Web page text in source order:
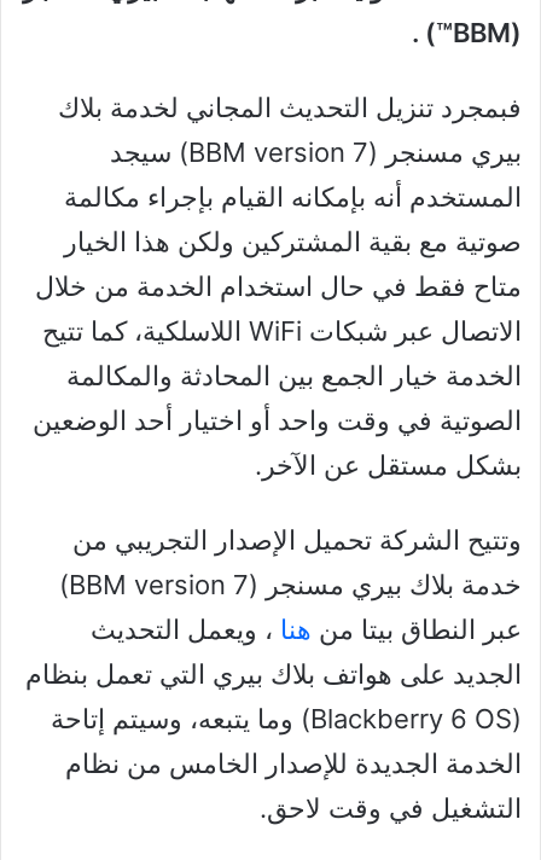
(BBM™) .
فبمجرد تنزيل التحديث المجاني لخدمة بلاك
بيري مسنجر (BBM version 7) سيجد
المستخدم أنه بإمكانه القيام بإجراء مكالمة
صوتية مع بقية المشتركين ولكن هذا الخيار
متاح فقط في حال استخدام الخدمة من خلال
الاتصال عبر شبكات WiFi اللاسلكية، كما تتيح
الخدمة خيار الجمع بين المحادثة والمكالمة
الصوتية في وقت واحد أو اختيار أحد الوضعين
بشكل مستقل عن الآخر.
وتتيح الشركة تحميل الإصدار التجريبي من
خدمة بلاك بيري مسنجر (BBM version 7)
عبر النطاق بيتا من هنا ، ويعمل التحديث
الجديد على هواتف بلاك بيري التي تعمل بنظام
(Blackberry 6 OS) وما يتبعه، وسيتم إتاحة
الخدمة الجديدة للإصدار الخامس من نظام
التشغيل في وقت لاحق.